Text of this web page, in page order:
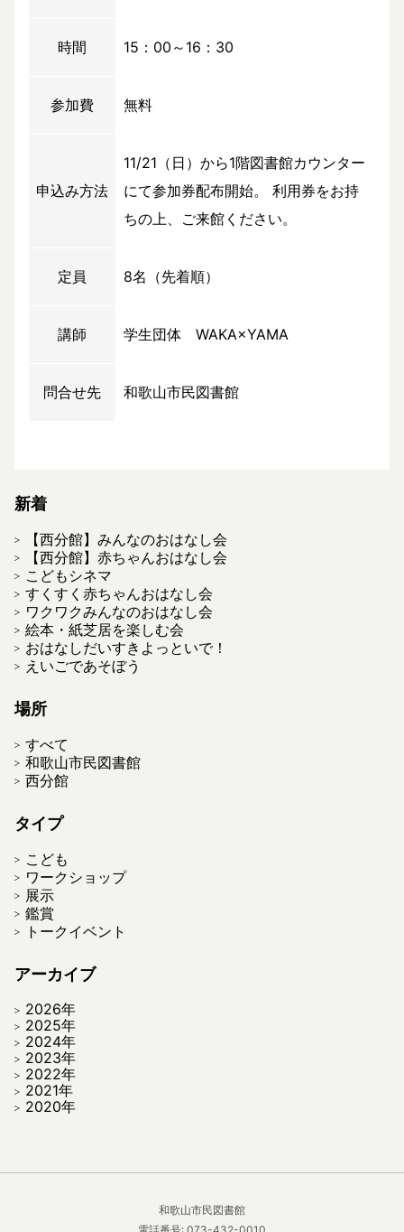
時間 15：00～16：30
参加費 無料
申込み方法
11/21（日）から1階図書館カウンター
にて参加券配布開始。 利用券をお持
ちの上、ご来館ください。
定員 8名（先着順）
講師 学生団体 WAKA×YAMA
問合せ先 和歌山市民図書館
新着
【西分館】みんなのおはなし会
【西分館】赤ちゃんおはなし会
こどもシネマ
すくすく赤ちゃんおはなし会
ワクワクみんなのおはなし会
絵本・紙芝居を楽しむ会
おはなしだいすきよっといで！
えいごであそぼう
場所
すべて
和歌山市民図書館
西分館
タイプ
こども
ワークショップ
展示
鑑賞
トークイベント
アーカイブ
2026年
2025年
2024年
2023年
2022年
2021年
2020年
和歌山市民図書館